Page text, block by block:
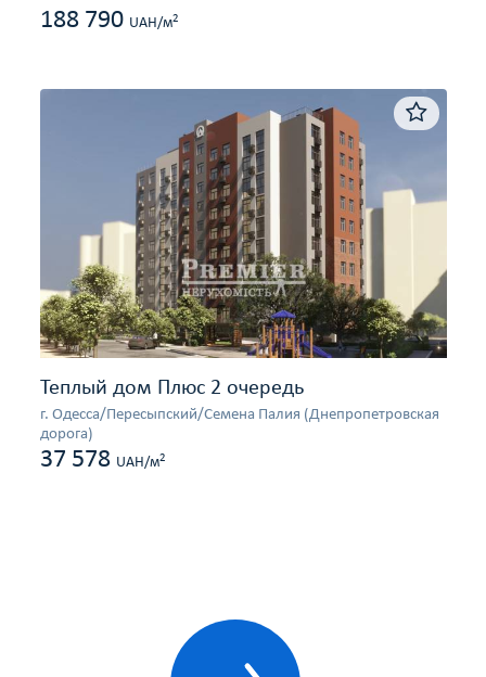
188 790 UAH/м2
Теплый дом Плюс 2 очередь
г. Одесса/Пересыпский/Семена Палия (Днепропетровская
дорога)
37 578 UAH/м2